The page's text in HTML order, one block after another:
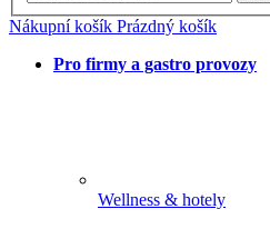
Nákupní košík Prázdný košík
Pro firmy a gastro provozy
Wellness & hotely